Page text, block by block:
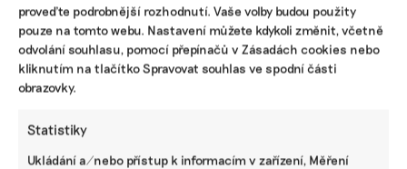
proveďte podrobnější rozhodnutí. Vaše volby budou použity
pouze na tomto webu. Nastavení můžete kdykoli změnit, včetně
odvolání souhlasu, pomocí přepínačů v Zásadách cookies nebo
kliknutím na tlačítko Spravovat souhlas ve spodní části
obrazovky.
Statistiky
Ukládání a/nebo přístup k informacím v zařízení, Měření
chemikálie